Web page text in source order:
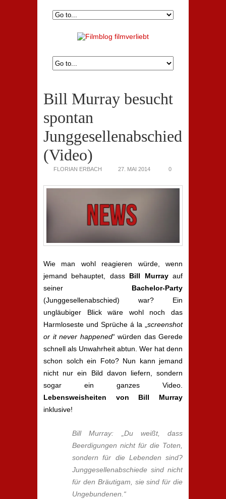
Bill Murray besucht
spontan
Junggesellenabschied
(Video)
FLORIAN ERBACH 27. MAI 2014 0
Wie man wohl reagieren würde, wenn
jemand behauptet, dass Bill Murrayauf
seiner Bachelor-Party
(Junggesellenabschied) war? Ein
ungläubiger Blick wäre wohl noch das
Harmloseste und Sprüche á la „ screenshot
or it never happened“ würden das Gerede
schnell als Unwahrheit abtun. Wer hat denn
schon solch ein Foto? Nun kann jemand
nicht nur ein Bild davon liefern, sondern
sogar ein ganzes Video.
Lebensweisheiten von Bill Murray
inklusive!
Bill Murray: „Du weißt, dass
Beerdigungen nicht für die Toten,
sondern für die Lebenden sind?
Junggesellenabschiede sind nicht
für den Bräutigam, sie sind für die
Ungebundenen.“